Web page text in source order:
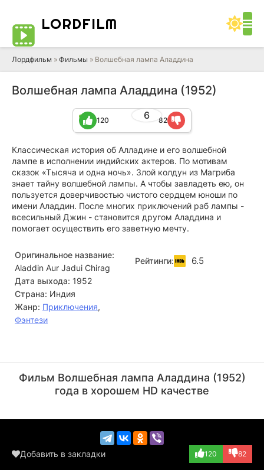
LORDFILM
Лордфильм » Фильмы » Волшебная лампа Аладдина
Волшебная лампа Аладдина (1952)
6
120 82
Классическая история об Алладине и его волшебной
лампе в исполнении индийских актеров. По мотивам
сказок «Тысяча и одна ночь». Злой колдун из Магриба
знает тайну волшебной лампы. А чтобы завладеть ею, он
пользуется доверчивостью чистого сердцем юноши по
имени Аладдин. После многих приключений раб лампы -
всесильный Джин - становится другом Аладдина и
помогает осуществить его заветную мечту.
Оригинальное название:
Aladdin Aur Jadui Chirag
Дата выхода: 1952
Страна: Индия
Жанр: Приключения,
Фэнтези
Рейтинги: 6.5
(Ikam (в титрах:...)
(Princess Badar)
Фильм Волшебная лампа Аладдина (1952)
года в хорошем HD качестве
Добавить в закладки 120 82